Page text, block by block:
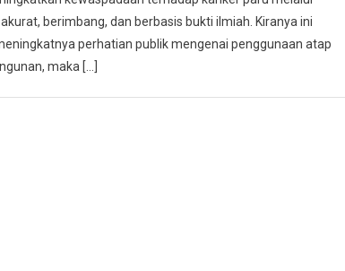
berimbang, dan berbasis bukti ilmiah. Kiranya ini
perhatian publik mengenai penggunaan atap
maka […]